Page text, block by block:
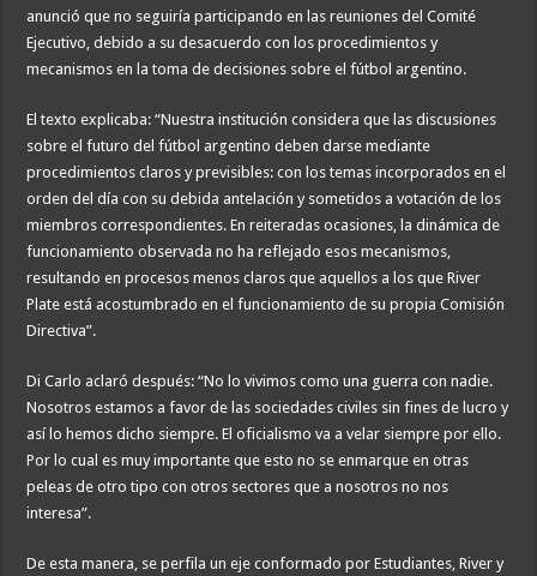
anunció que no seguiría participando en las reuniones del Comité
Ejecutivo, debido a su desacuerdo con los procedimientos y
mecanismos en la toma de decisiones sobre el fútbol argentino.
El texto explicaba: “Nuestra institución considera que las discusiones
sobre el futuro del fútbol argentino deben darse mediante
procedimientos claros y previsibles: con los temas incorporados en el
orden del día con su debida antelación y sometidos a votación de los
miembros correspondientes. En reiteradas ocasiones, la dinámica de
funcionamiento observada no ha reflejado esos mecanismos,
resultando en procesos menos claros que aquellos a los que River
Plate está acostumbrado en el funcionamiento de su propia Comisión
Directiva”.
Di Carlo aclaró después: “No lo vivimos como una guerra con nadie.
Nosotros estamos a favor de las sociedades civiles sin fines de lucro y
así lo hemos dicho siempre. El oficialismo va a velar siempre por ello.
Por lo cual es muy importante que esto no se enmarque en otras
peleas de otro tipo con otros sectores que a nosotros no nos
interesa”.
De esta manera, se perfila un eje conformado por Estudiantes, River y